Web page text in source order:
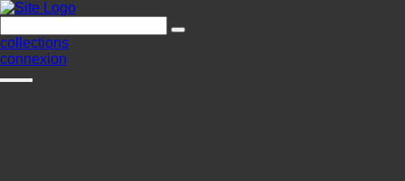
collections
connexion